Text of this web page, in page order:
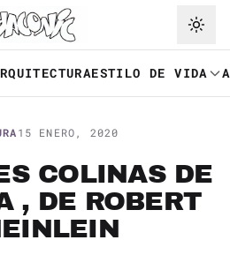
principal
ESTILO DE VIDA
15 ENERO, 2020
COLINAS DE
, DE ROBERT